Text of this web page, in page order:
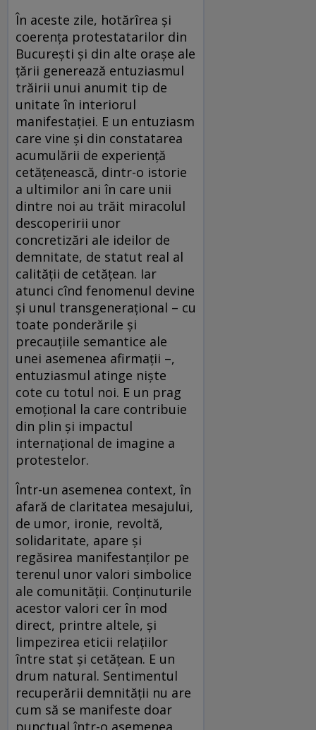
În aceste zile, hotărîrea și
coerența protestatarilor din
București și din alte orașe ale
țării generează entuziasmul
trăirii unui anumit tip de
unitate în interiorul
manifestației. E un entuziasm
care vine și din constatarea
acumulării de experiență
cetățenească, dintr-o istorie
a ultimilor ani în care unii
dintre noi au trăit miracolul
descoperirii unor
concretizări ale ideilor de
demnitate, de statut real al
calității de cetățean. Iar
atunci cînd fenomenul devine
și unul transgenerațional – cu
toate ponderările și
precauțiile semantice ale
unei asemenea afirmații –,
entuziasmul atinge niște
cote cu totul noi. E un prag
emoțional la care contribuie
din plin și impactul
internațional de imagine a
protestelor.
Într-un asemenea context, în
afară de claritatea mesajului,
de umor, ironie, revoltă,
solidaritate, apare și
regăsirea manifestanților pe
terenul unor valori simbolice
ale comunității. Conținuturile
acestor valori cer în mod
direct, printre altele, și
limpezirea eticii relațiilor
între stat și cetățean. E un
drum natural. Sentimentul
recuperării demnității nu are
cum să se manifeste doar
punctual într-o asemenea